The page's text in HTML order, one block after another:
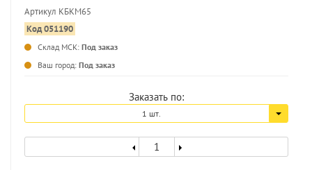
Артикул КБКМ65
Код 051190
Склад МСК: Под заказ
Ваш город: Под заказ
Заказать по:
1 шт.